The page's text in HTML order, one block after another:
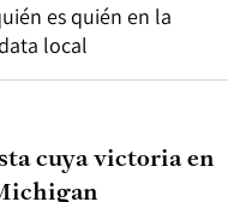
es quién en la
local
cuya victoria en